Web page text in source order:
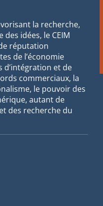
la recherche,
des idées, le CEIM
réputation
de l’économie
d’intégration et de
commerciaux, la
le pouvoir des
autant de
des recherche du